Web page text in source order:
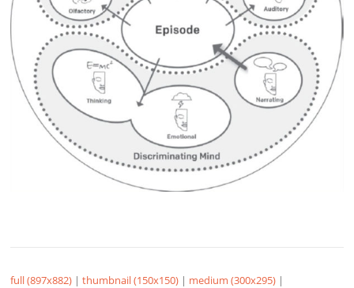
full (897x882) |thumbnail (150x150) | medium (300x295) |